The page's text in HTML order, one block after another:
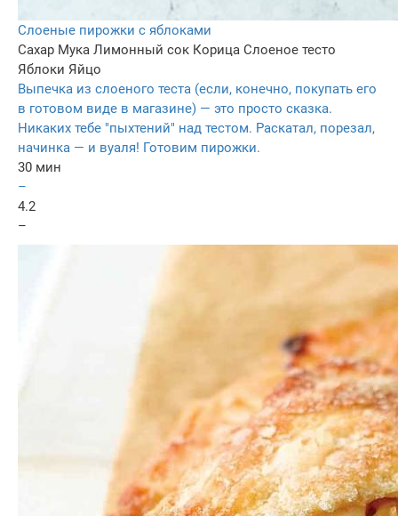
Слоеные пирожки с яблоками
Сахар Мука Лимонный сок Корица Слоеное тесто
Яблоки Яйцо
Выпечка из слоеного теста (если, конечно, покупать его
в готовом виде в магазине) — это просто сказка.
Никаких тебе "пыхтений" над тестом. Раскатал, порезал,
начинка — и вуаля! Готовим пирожки.
30 мин
–
4.2
–